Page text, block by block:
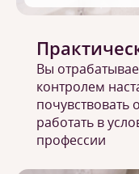
Вы
контролем
почувствовать
работать в
профессии